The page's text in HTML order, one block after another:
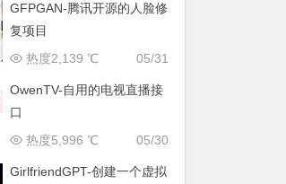
GFPGAN-腾讯开源的人脸修
复项目
05/31
热度2,139 ℃
OwenTV-自用的电视直播接
口
05/30
热度5,996 ℃
GirlfriendGPT-创建一个虚拟